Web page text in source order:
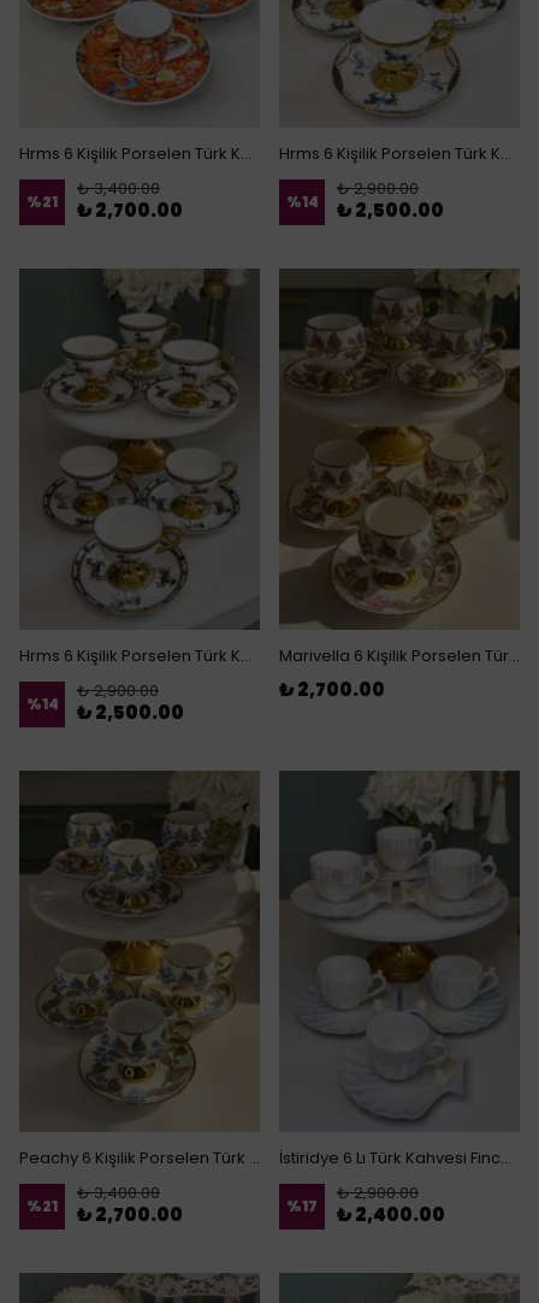
Hrms 6 Kişilik Porselen Türk Kahvesi Fincanı ( T )
%21
₺ 3,400.00
₺ 2,700.00
Hrms 6 Kişilik Porselen Türk Kahvesi Fincanı
%14
₺ 2,900.00
₺ 2,500.00
Hrms 6 Kişilik Porselen Türk Kahvesi Fincanı (S)
%14
₺ 2,900.00
₺ 2,500.00
Marivella 6 Kişilik Porselen Türk Kahvesi Fincanı
₺ 2,700.00
Peachy 6 Kişilik Porselen Türk Kahvesi Fincanı
%21
₺ 3,400.00
₺ 2,700.00
İstiridye 6 Lı Türk Kahvesi Fincanı
%17
₺ 2,900.00
₺ 2,400.00